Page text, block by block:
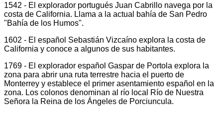
1542 - El explorador portugués Juan Cabrillo navega por la
costa de California. Llama a la actual bahía de San Pedro
"Bahía de los Humos".
1602 - El español Sebastián Vizcaíno explora la costa de
California y conoce a algunos de sus habitantes.
1769 - El explorador español Gaspar de Portola explora la
zona para abrir una ruta terrestre hacia el puerto de
Monterrey y establece el primer asentamiento español en la
zona. Los colonos denominan al río local Río de Nuestra
Señora la Reina de los Ángeles de Porciuncula.